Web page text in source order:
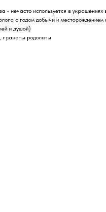
- нечасто используется в
с годом добычи и месторождением
и душой)
гранаты родолиты